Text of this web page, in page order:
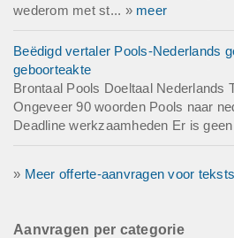
wederom met st... » meer
Beëdigd vertaler Pools-Nederlands
geboorteakte
Brontaal Pools Doeltaal Nederlands
Ongeveer 90 woorden Pools naar
Deadline werkzaamheden Er is
» Meer offerte-aanvragen voor
Aanvragen per categorie